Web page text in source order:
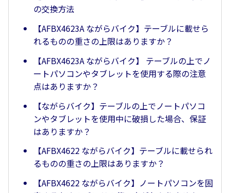
の交換方法
【AFBX4623A ながらバイク】テーブルに載せら
れるものの重さの上限はありますか？
【AFBX4623A ながらバイク】 テーブルの上でノ
ートパソコンやタブレットを使用する際の注意
点はありますか？
【ながらバイク】テーブルの上でノートパソコ
ンやタブレットを使用中に破損した場合、保証
はありますか？
【AFBX4622 ながらバイク】テーブルに載せられ
るものの重さの上限はありますか？
【AFBX4622 ながらバイク】ノートパソコンを固